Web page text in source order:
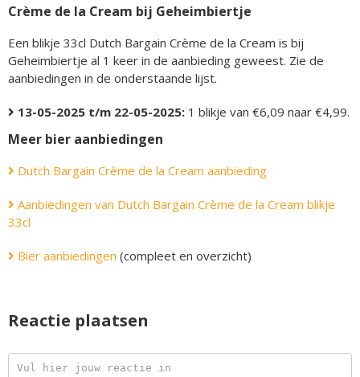
Crème de la Cream bij Geheimbiertje
Een blikje 33cl Dutch Bargain Crème de la Cream is bij
Geheimbiertje al 1 keer in de aanbieding geweest. Zie de
aanbiedingen in de onderstaande lijst.
13-05-2025 t/m 22-05-2025: 1 blikje van €6,09 naar €4,99.
Meer bier aanbiedingen
Dutch Bargain Crème de la Cream aanbieding
Aanbiedingen van Dutch Bargain Crème de la Cream blikje
33cl
Bier aanbiedingen (compleet en overzicht)
Reactie plaatsen